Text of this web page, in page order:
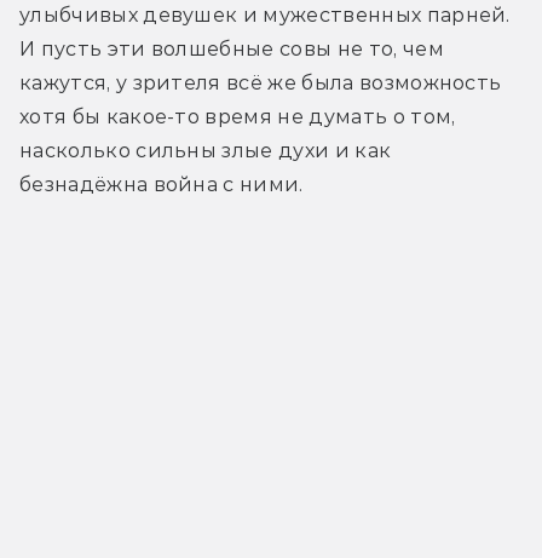
улыбчивых девушек и мужественных парней.
И пусть эти волшебные совы не то, чем
кажутся, у зрителя всё же была возможность
хотя бы какое-то время не думать о том,
насколько сильны злые духи и как
безнадёжна война с ними.